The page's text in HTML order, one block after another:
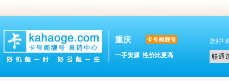
重庆
一手资源 性价比更高
您好!